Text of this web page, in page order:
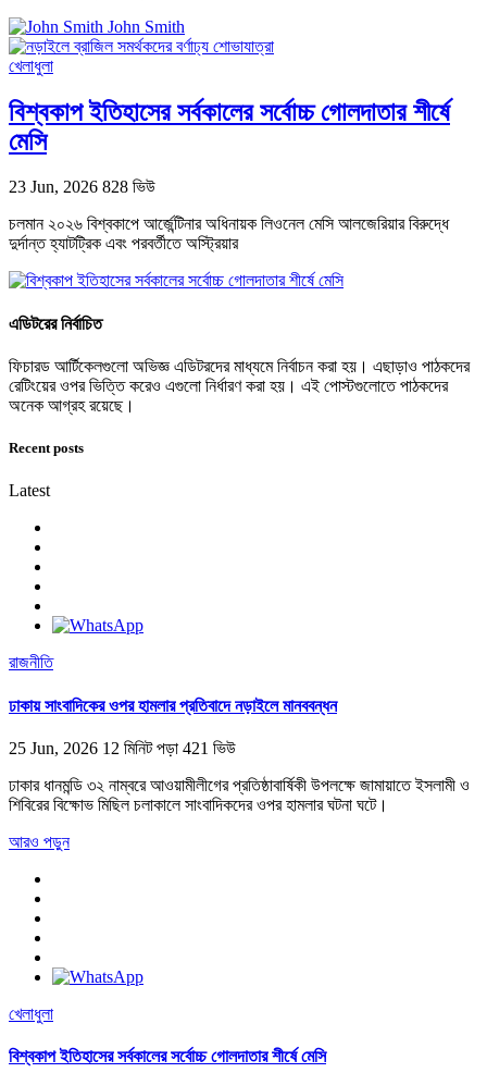
John Smith
খেলাধুলা
বিশ্বকাপ ইতিহাসের সর্বকালের সর্বোচ্চ গোলদাতার শীর্ষে
মেসি
23 Jun, 2026 828 ভিউ
চলমান ২০২৬ বিশ্বকাপে আর্জেন্টিনার অধিনায়ক লিওনেল মেসি আলজেরিয়ার বিরুদ্ধে
দুর্দান্ত হ্যাটট্রিক এবং পরবর্তীতে অস্ট্রিয়ার
এডিটরের নির্বাচিত
ফিচারড আর্টিকেলগুলো অভিজ্ঞ এডিটরদের মাধ্যমে নির্বাচন করা হয়। এছাড়াও পাঠকদের
রেটিংয়ের ওপর ভিত্তি করেও এগুলো নির্ধারণ করা হয়। এই পোস্টগুলোতে পাঠকদের
অনেক আগ্রহ রয়েছে।
Recent posts
Latest
রাজনীতি
ঢাকায় সাংবাদিকের ওপর হামলার প্রতিবাদে নড়াইলে মানববন্ধন
25 Jun, 2026 12 মিনিট পড়া 421 ভিউ
ঢাকার ধানমন্ডি ৩২ নাম্বরে আওয়ামীলীগের প্রতিষ্ঠাবার্ষিকী উপলক্ষে জামায়াতে ইসলামী ও
শিবিরের বিক্ষোভ মিছিল চলাকালে সাংবাদিকদের ওপর হামলার ঘটনা ঘটে।
আরও পড়ুন
খেলাধুলা
বিশ্বকাপ ইতিহাসের সর্বকালের সর্বোচ্চ গোলদাতার শীর্ষে মেসি